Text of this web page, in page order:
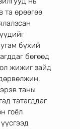
та өрөөгөө
бүхий
бөгөөд
жижиг зайд
таны
татагддаг
гоёл